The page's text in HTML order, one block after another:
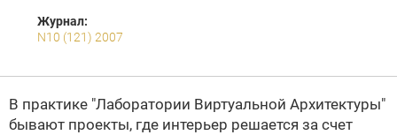
Журнал:
N10 (121) 2007
В практике "Лаборатории Виртуальной Архитектуры"
бывают проекты, где интерьер решается за счет